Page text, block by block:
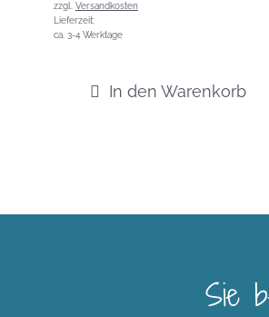
zzgl. Versandkosten
Lieferzeit:
ca. 3-4 Werktage
In den Warenkorb
Sie